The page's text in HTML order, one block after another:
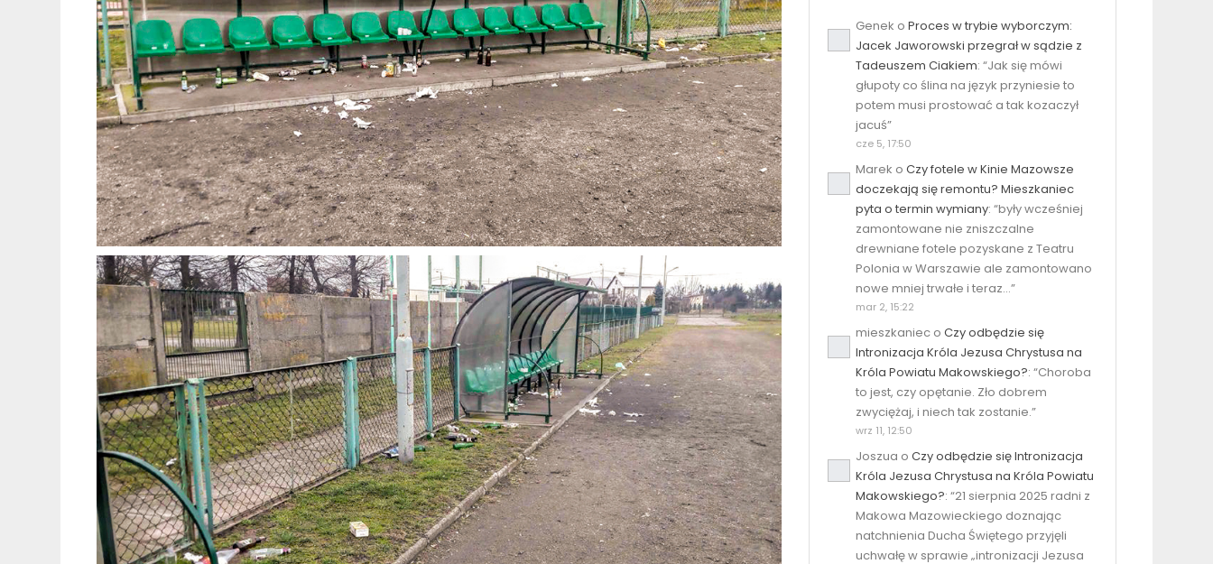
Genek o Proces w trybie wyborczym:
Jacek Jaworowski przegrał w sądzie z
Tadeuszem Ciakiem: “Jak się mówi
głupoty co ślina na język przyniesie to
potem musi prostować a tak kozaczył
jacuś”
cze 5, 17:50
Marek o Czy fotele w Kinie Mazowsze
doczekają się remontu? Mieszkaniec
pyta o termin wymiany: “były wcześniej
zamontowane nie zniszczalne
drewniane fotele pozyskane z Teatru
Polonia w Warszawie ale zamontowano
nowe mniej trwałe i teraz…”
mar 2, 15:22
mieszkanieco Czy odbędzie się
Intronizacja Króla Jezusa Chrystusa na
Króla Powiatu Makowskiego?: “Choroba
to jest, czy opętanie. Zło dobrem
zwyciężaj, i niech tak zostanie.”
wrz 11, 12:50
Joszua o Czy odbędzie się Intronizacja
Króla Jezusa Chrystusa na Króla Powiatu
Makowskiego?: “21 sierpnia 2025 radni z
Makowa Mazowieckiego doznając
natchnienia Ducha Świętego przyjęli
uchwałę w sprawie „intronizacji Jezusa